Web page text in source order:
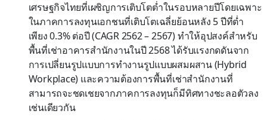
เศรษฐกิจไทยที่เผชิญการเติบโตต่ำในรอบหลายปีโดยเฉพาะ
ในภาคการลงทุนเอกชนที่เติบโตเฉลี่ยย้อนหลัง 5 ปีที่ต่ำ
เพียง 0.3% ต่อปี (CAGR 2562 – 2567) ทำให้อุปสงค์สำหรับ
พื้นที่เช่าอาคารสำนักงานในปี 2568 ได้รับแรงกดดันจาก
การเปลี่ยนรูปแบบการทำงานรูปแบบผสมผสาน (Hybrid
Workplace) และความต้องการพื้นที่เช่าสำนักงานที่
สามารถจะชดเชยจากภาคการลงทุนก็มีทิศทางชะลอตัวลง
เช่นเดียวกัน